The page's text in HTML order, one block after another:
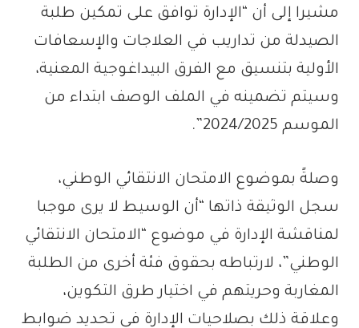
مشيرا إلى أن “الإدارة توافق على تمكين طلبة
الصيدلة من تداريب في العلاجات والإسعافات
الأولية بتنسيق مع الفرق البيداغوجية المعنية،
وسيتم تضمينه في الملف الوصف ابتداء من
الموسم 2024/2025”.
وصلةً بموضوع الامتحان الانتقائي الوطني،
سجل الوثيقة ذاتها “أن الوسيط لا يرى موجبا
لمناقشة الإدارة في موضوع “الامتحان الانتقائي
الوطني”، لارتباطه بحقوق فئة أخرى من الطلبة
المغاربة وحريتهم في اختيار طرق التكوين،
وعلاقة ذلك بصلاحيات الإدارة في تحديد ضوابط